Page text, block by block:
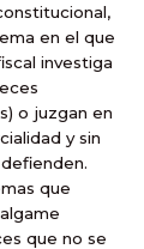
en el que
investiga
o juzgan en
y sin
que
que no se